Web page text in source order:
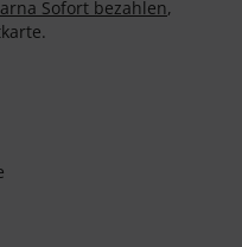
Sofort bezahlen,